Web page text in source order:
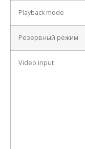
Playback mode
Резервный режим
Video input